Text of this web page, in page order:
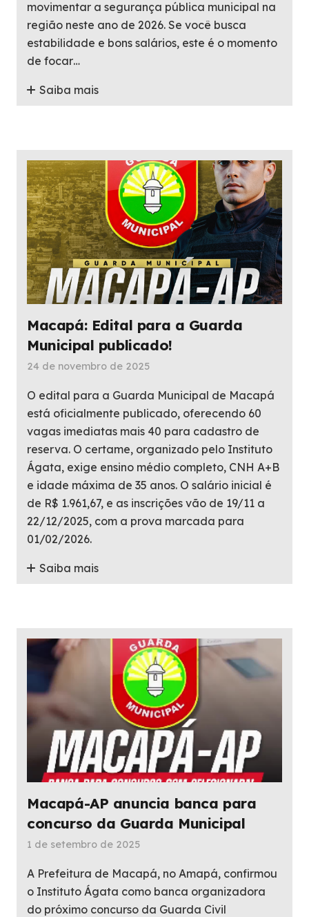
movimentar a segurança pública municipal na
região neste ano de 2026. Se você busca
estabilidade e bons salários, este é o momento
de focar…
Saiba mais
Macapá: Edital para a Guarda
Municipal publicado!
24 de novembro de 2025
O edital para a Guarda Municipal de Macapá
está oficialmente publicado, oferecendo 60
vagas imediatas mais 40 para cadastro de
reserva. O certame, organizado pelo Instituto
Ágata, exige ensino médio completo, CNH A+B
e idade máxima de 35 anos. O salário inicial é
de R$ 1.961,67, e as inscrições vão de 19/11 a
22/12/2025, com a prova marcada para
01/02/2026.
Saiba mais
Macapá-AP anuncia banca para
concurso da Guarda Municipal
1 de setembro de 2025
A Prefeitura de Macapá, no Amapá, confirmou
o Instituto Ágata como banca organizadora
do próximo concurso da Guarda Civil